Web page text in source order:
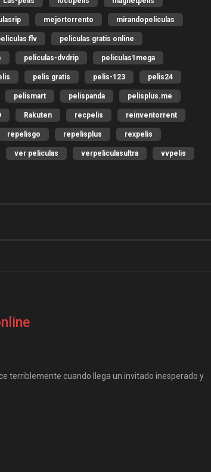
mejortorrento mirandopeliculas
flv peliculas gratis online
peliculas-dvdrip peliculas1mega
pelis gratis pelis-123 pelis24
pelismart pelispanda pelisplus.me
Rakuten recpelis reinventorrent
repelisgo repelisplus rexpelis
ver peliculas verpeliculasultra vvpelis
terriblemente cuando llega un invitado inesperado y